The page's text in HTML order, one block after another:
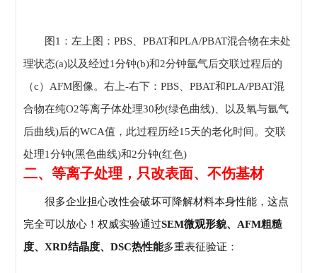
图1：左上图：PBS、PBAT和PLA/PBAT混合物在未处
理状态(a)以及经过1分钟(b)和2分钟氩气后交联过程后的
（c）AFM图像。右上-右下：PBS、PBAT和PLA/PBAT混
合物在纯O2等离子体处理30秒(绿色曲线)、以及氧与氩气
后曲线)后的WCA值，此过程历经15天的老化时间。交联
处理1分钟(黑色曲线)和2分钟(红色)
二、等离子处理，只改表面、不伤基材
很多企业担心改性会破坏可降解材料本身性能，这点
完全可以放心！权威实验通过SEM微观形貌、AFM粗糙
度、XRD结晶度、DSC热性能多重表征验证：